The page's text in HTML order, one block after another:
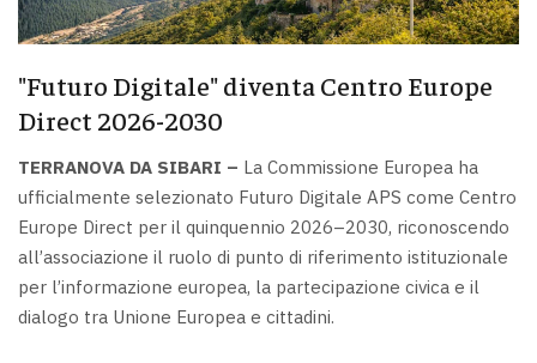
"Futuro Digitale" diventa Centro Europe
Direct 2026-2030
TERRANOVA DA SIBARI – La Commissione Europea ha
ufficialmente selezionato Futuro Digitale APS come Centro
Europe Direct per il quinquennio 2026–2030, riconoscendo
all’associazione il ruolo di punto di riferimento istituzionale
per l’informazione europea, la partecipazione civica e il
dialogo tra Unione Europea e cittadini.